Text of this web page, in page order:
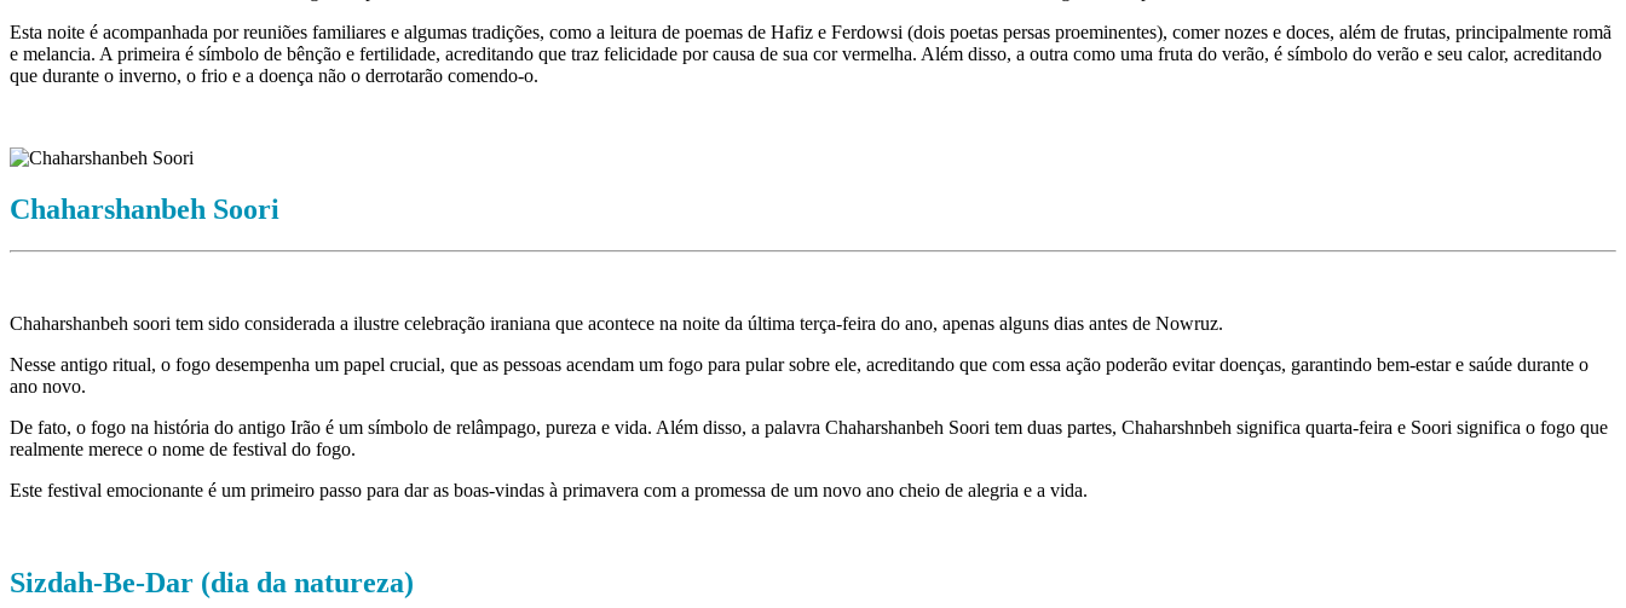
Esta noite é acompanhada por reuniões familiares e algumas tradições, como a leitura de poemas de Hafiz e Ferdowsi (dois poetas persas proeminentes), comer nozes e doces, além de frutas, principalmente romã
e melancia. A primeira é símbolo de bênção e fertilidade, acreditando que traz felicidade por causa de sua cor vermelha. Além disso, a outra como uma fruta do verão, é símbolo do verão e seu calor, acreditando
que durante o inverno, o frio e a doença não o derrotarão comendo-o.
Chaharshanbeh Soori
Chaharshanbeh soori tem sido considerada a ilustre celebração iraniana que acontece na noite da última terça-feira do ano, apenas alguns dias antes de Nowruz.
Nesse antigo ritual, o fogo desempenha um papel crucial, que as pessoas acendam um fogo para pular sobre ele, acreditando que com essa ação poderão evitar doenças, garantindo bem-estar e saúde durante o
ano novo.
De fato, o fogo na história do antigo Irão é um símbolo de relâmpago, pureza e vida. Além disso, a palavra Chaharshanbeh Soori tem duas partes, Chaharshnbeh significa quarta-feira e Soori significa o fogo que
realmente merece o nome de festival do fogo.
Este festival emocionante é um primeiro passo para dar as boas-vindas à primavera com a promessa de um novo ano cheio de alegria e a vida.
Sizdah-Be-Dar (dia da natureza)